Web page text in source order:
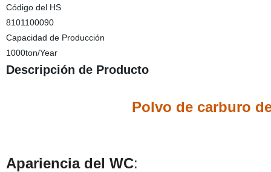
Código del HS
8101100090
Capacidad de Producción
1000ton/Year
Descripción de Producto
Polvo de carburo
Apariencia del WC: